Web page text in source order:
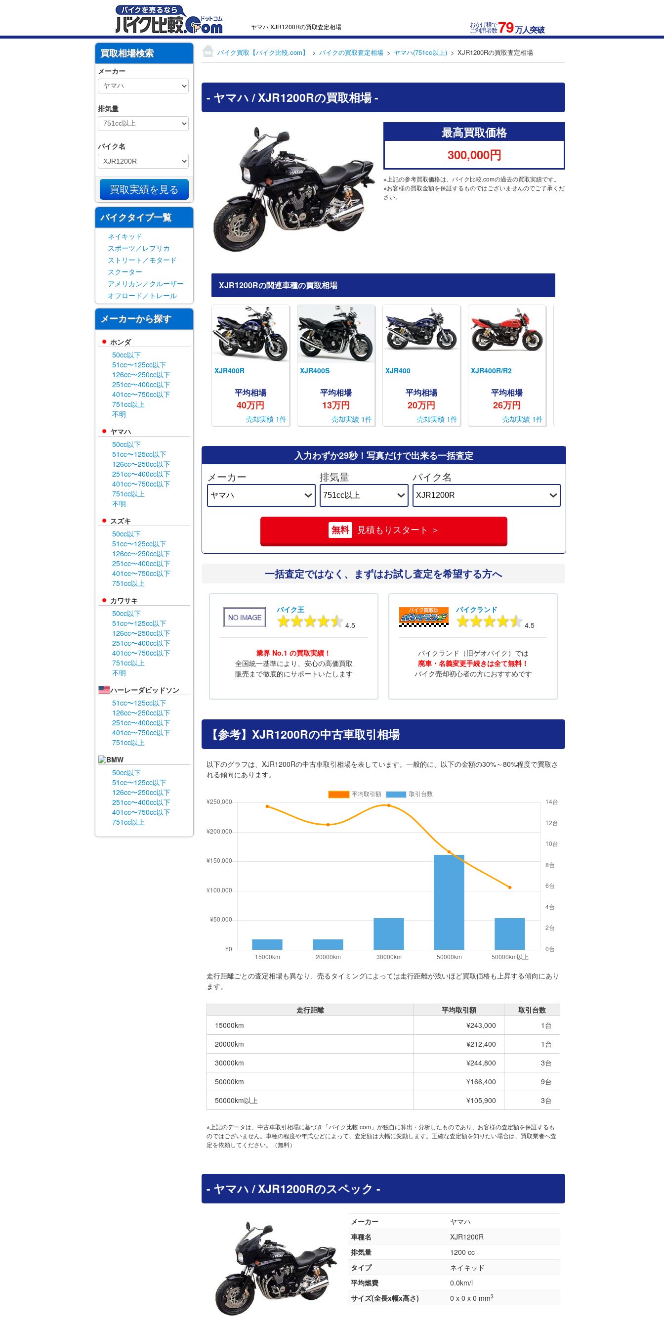
ヤマハ XJR1200Rの買取査定相場 おかげ様で
ご利用者数79万人突破
バイク買取【バイク比較.com】 バイクの買取査定相場 ヤマハ(751cc以上) XJR1200Rの買取査定相場
- ヤマハ / XJR1200Rの買取相場 -
最高買取価格
300,000円
※上記の参考買取価格は、バイク比較.comの過去の買取実績です。
※お客様の買取金額を保証するものではございませんのでご了承くだ
さい。
XJR1200Rの関連車種の買取相場
XJR400R
平均相場
40万円
売却実績 1件
XJR400S
平均相場
13万円
売却実績 1件
XJR400
平均相場
20万円
売却実績 1件
XJR400R/R2
平均相場
26万円
売却実績 1件
入力わずか29秒！ 写真だけで出来る一括査定
メーカー 排気量 バイク名
無料 見積もりスタート ＞
一括査定ではなく、 まずはお試し査定を希望する方へ
バイク王
4.5
業界 No.1 の買取実績！
全国統一基準により、安心の高価買取
販売まで徹底的にサポートいたします
バイクランド
4.5
バイクランド（旧ゲオバイク）では
廃車・名義変更手続きは全て無料！
バイク売却初心者の方におすすめです
【参考】XJR1200Rの中古車取引相場
以下のグラフは、XJR1200Rの中古車取引相場を表しています。一般的に、以下の金額の30%～80%程度で買取さ
れる傾向にあります。
走行距離ごとの査定相場も異なり、売るタイミングによっては走行距離が浅いほど買取価格も上昇する傾向にあり
ます。
走行距離 平均取引額
取引台数
15000km
¥243,000
1台
20000km
¥212,400
1台
30000km
¥244,800
3台
50000km
¥166,400
9台
50000km以上
¥105,900 3台
※上記のデータは、中古車取引相場に基づき「バイク比較.com」が独自に算出・分析したものであり、お客様の査定額を保証するも
のではございません。車種の程度や年式などによって、査定額は大幅に変動します。正確な査定額を知りたい場合は、買取業者へ査
定を依頼してください。（無料）
- ヤマハ / XJR1200Rのスペック -
メーカー
ヤマハ
車種名
XJR1200R
排気量
1200 cc
タイプ
ネイキッド
平均燃費
0.0km/l
サイズ(全長x幅x高さ)
0 x 0 x 0 mm3
買取相場検索
メーカー
排気量
バイク名
バイクタイプ一覧
ネイキッド
スポーツ／レプリカ
ストリート／モタード
スクーター
アメリカン／クルーザー
オフロード／トレール
メーカーから探す
ホンダ
50cc以下
51cc〜125cc以下
126cc〜250cc以下
251cc〜400cc以下
401cc〜750cc以下
751cc以上
不明
ヤマハ
50cc以下
51cc〜125cc以下
126cc〜250cc以下
251cc〜400cc以下
401cc〜750cc以下
751cc以上
不明
スズキ
50cc以下
51cc〜125cc以下
126cc〜250cc以下
251cc〜400cc以下
401cc〜750cc以下
751cc以上
カワサキ
50cc以下
51cc〜125cc以下
126cc〜250cc以下
251cc〜400cc以下
401cc〜750cc以下
751cc以上
不明
ハーレーダビッドソン
51cc〜125cc以下
126cc〜250cc以下
251cc〜400cc以下
401cc〜750cc以下
751cc以上
BMW
50cc以下
51cc〜125cc以下
126cc〜250cc以下
251cc〜400cc以下
401cc〜750cc以下
751cc以上